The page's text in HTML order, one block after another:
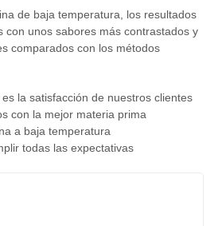
de baja temperatura, los resultados
con unos sabores más contrastados y
comparados con los métodos
la satisfacción de nuestros clientes
con la mejor materia prima
a baja temperatura
todas las expectativas